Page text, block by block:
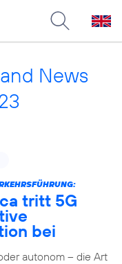
News
tritt 5G
bei
autonom – die Art